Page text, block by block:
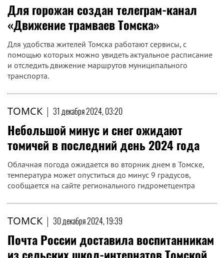
Для горожан создан телеграм-канал
«Движение трамваев Томска»
Для удобства жителей Томска работают сервисы, с
помощью которых можно увидеть актуальное расписание
и отследить движение маршрутов муниципального
транспорта.
ТОМСК | 31 декабря 2024, 03:20
Небольшой минус и снег ожидают
томичей в последний день 2024 года
Облачная погода ожидается во вторник днем в Томске,
температура может опуститься до минус 9 градусов,
сообщается на сайте регионального гидрометцентра
ТОМСК | 30 декабря 2024, 19:39
Почта России доставила воспитанникам